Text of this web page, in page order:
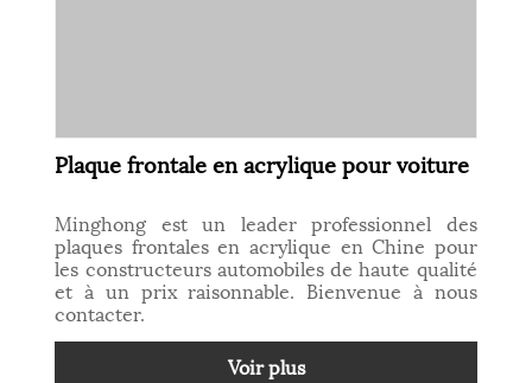
Plaque frontale en acrylique pour voiture
Minghong est un leader professionnel des
plaques frontales en acrylique en Chine pour
les constructeurs automobiles de haute qualité
et à un prix raisonnable. Bienvenue à nous
contacter.
Voir plus